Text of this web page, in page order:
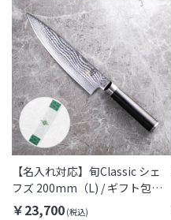
【名入れ対応】旬Classic シェ
フズ 200mm（L) / ギフト包装
付き(Thanks Dad)
￥23,700